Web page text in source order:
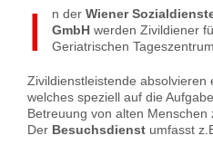
I n der Wiener
GmbH werden Zivildiener
Geriatrischen
Zivildienstleistende absolvieren
welches speziell auf die
Betreuung von alten Menschen
Der Besuchsdienstumfasst